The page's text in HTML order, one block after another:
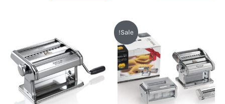
Sale!
היה:
₪699.
הנוכחי
הוא:
₪599.